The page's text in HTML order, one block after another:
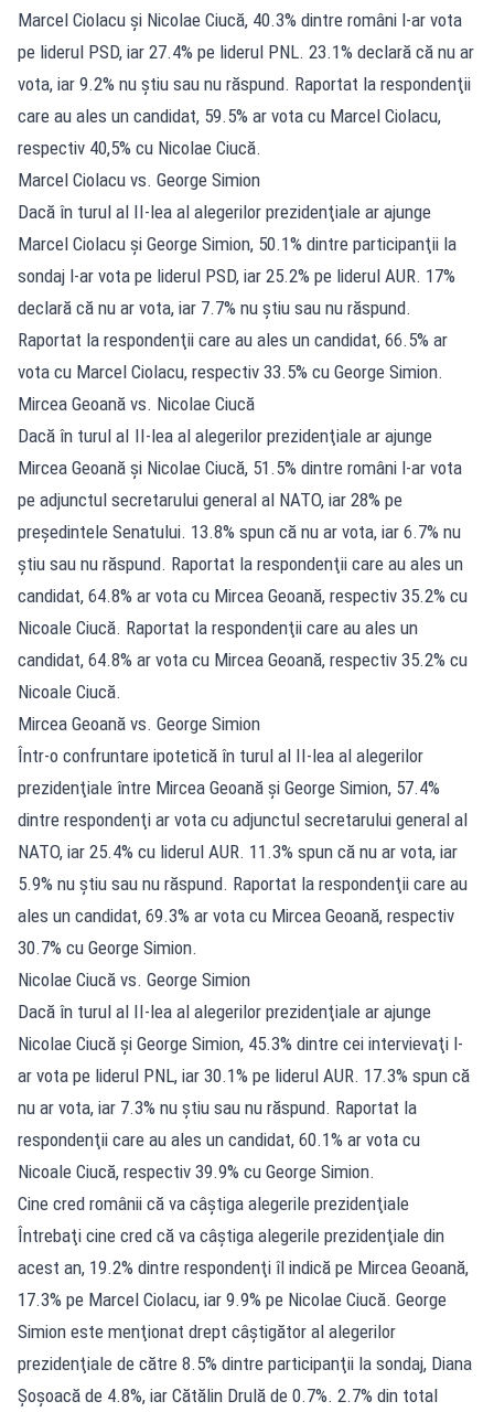
Marcel Ciolacu şi Nicolae Ciucă, 40.3% dintre români l-ar vota
pe liderul PSD, iar 27.4% pe liderul PNL. 23.1% declară că nu ar
vota, iar 9.2% nu ştiu sau nu răspund. Raportat la respondenţii
care au ales un candidat, 59.5% ar vota cu Marcel Ciolacu,
respectiv 40,5% cu Nicolae Ciucă.
Marcel Ciolacu vs. George Simion
Dacă în turul al II-lea al alegerilor prezidenţiale ar ajunge
Marcel Ciolacu şi George Simion, 50.1% dintre participanţii la
sondaj l-ar vota pe liderul PSD, iar 25.2% pe liderul AUR. 17%
declară că nu ar vota, iar 7.7% nu ştiu sau nu răspund.
Raportat la respondenţii care au ales un candidat, 66.5% ar
vota cu Marcel Ciolacu, respectiv 33.5% cu George Simion.
Mircea Geoană vs. Nicolae Ciucă
Dacă în turul aI II-lea al alegerilor prezidenţiale ar ajunge
Mircea Geoană şi Nicolae Ciucă, 51.5% dintre români l-ar vota
pe adjunctul secretarului general al NATO, iar 28% pe
preşedintele Senatului. 13.8% spun că nu ar vota, iar 6.7% nu
ştiu sau nu răspund. Raportat la respondenţii care au ales un
candidat, 64.8% ar vota cu Mircea Geoană, respectiv 35.2% cu
Nicoale Ciucă. Raportat la respondenţii care au ales un
candidat, 64.8% ar vota cu Mircea Geoană, respectiv 35.2% cu
Nicoale Ciucă.
Mircea Geoană vs. George Simion
Într-o confruntare ipotetică în turul al II-lea al alegerilor
prezidenţiale între Mircea Geoană şi George Simion, 57.4%
dintre respondenţi ar vota cu adjunctul secretarului general al
NATO, iar 25.4% cu liderul AUR. 11.3% spun că nu ar vota, iar
5.9% nu ştiu sau nu răspund. Raportat la respondenţii care au
ales un candidat, 69.3% ar vota cu Mircea Geoană, respectiv
30.7% cu George Simion.
Nicolae Ciucă vs. George Simion
Dacă în turul al II-lea al alegerilor prezidenţiale ar ajunge
Nicolae Ciucă şi George Simion, 45.3% dintre cei intervievaţi l-
ar vota pe liderul PNL, iar 30.1% pe liderul AUR. 17.3% spun că
nu ar vota, iar 7.3% nu ştiu sau nu răspund. Raportat la
respondenţii care au ales un candidat, 60.1% ar vota cu
Nicoale Ciucă, respectiv 39.9% cu George Simion.
Cine cred românii că va câştiga alegerile prezidenţiale
Întrebaţi cine cred că va câştiga alegerile prezidenţiale din
acest an, 19.2% dintre respondenţi îl indică pe Mircea Geoană,
17.3% pe Marcel Ciolacu, iar 9.9% pe Nicolae Ciucă. George
Simion este menţionat drept câştigător al alegerilor
prezidenţiale de către 8.5% dintre participanţii la sondaj, Diana
Şoşoacă de 4.8%, iar Cătălin Drulă de 0.7%. 2.7% din total